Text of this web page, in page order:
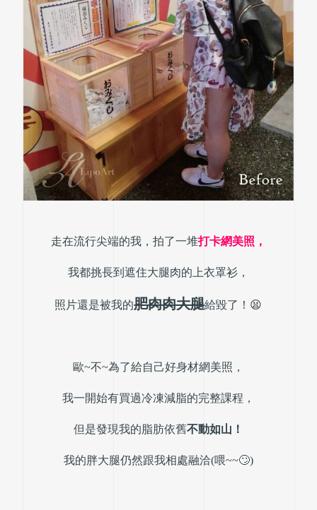
走在流行尖端的我，拍了一堆打卡網美照，
我都挑長到遮住大腿肉的上衣罩衫，
照片還是被我的肥肉肉大腿給毀了！😫
歐~不~為了給自己好身材網美照，
我一開始有買過冷凍減脂的完整課程，
但是發現我的脂肪依舊不動如山！
我的胖大腿仍然跟我相處融洽(喂~~🙄)